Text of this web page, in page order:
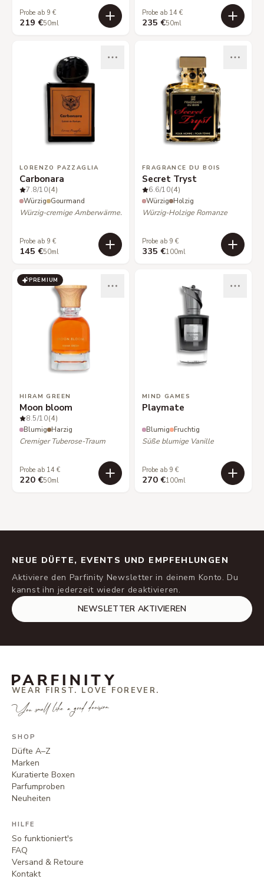
Probe ab 9 €
219 €50ml
Probe ab 14 €
235 €50ml
LORENZO PAZZAGLIA
Carbonara
7.8/10(4)
Würzig Gourmand
Würzig-cremige Amberwärme.
Probe ab 9 €
145 €50ml
FRAGRANCE DU BOIS
Secret Tryst
6.6/10(4)
Würzig Holzig
Würzig-Holzige Romanze
Probe ab 9 €
335 €100ml
PREMIUM
HIRAM GREEN
Moon bloom
8.5/10(4)
Blumig Harzig
Cremiger Tuberose-Traum
Probe ab 14 €
220 €50ml
MIND GAMES
Playmate
Blumig Fruchtig
Süße blumige Vanille
Probe ab 9 €
270 €100ml
NEUE DÜFTE, EVENTS UND EMPFEHLUNGEN
Aktiviere den Parfinity Newsletter in deinem Konto. Du
kannst ihn jederzeit wieder deaktivieren.
NEWSLETTER AKTIVIEREN
WEAR FIRST. LOVE FOREVER.
You smell like a good decision.
SHOP
Düfte A–Z
Marken
Kuratierte Boxen
Parfumproben
Neuheiten
HILFE
So funktioniert's
FAQ
Versand & Retoure
Kontakt